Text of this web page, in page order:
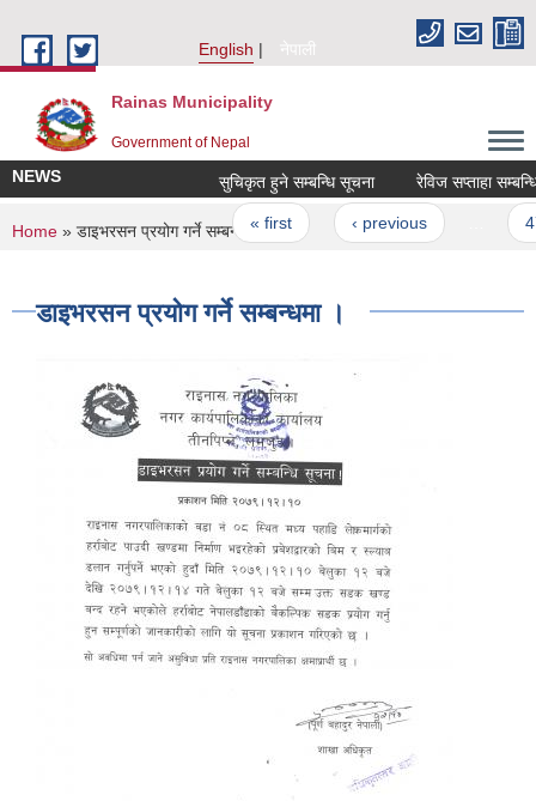
English
नेपाली
Rainas Municipality
Government of Nepal
NEWS सुचिकृत हुने सम्बन्धि सूचना रेविज सप्ताहा
Pages
« first ‹ previous 47
You are here
Home » डाइभरसन प्रयोग गर्ने सम्बन्धमा ।
डाइभरसन प्रयोग गर्ने सम्बन्धमा ।